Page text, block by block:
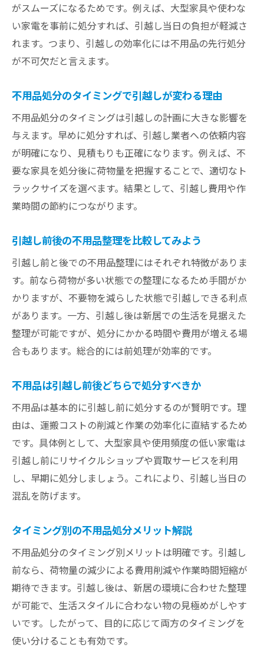
がスムーズになるためです。例えば、大型家具や使わな
い家電を事前に処分すれば、引越し当日の負担が軽減さ
れます。つまり、引越しの効率化には不用品の先行処分
が不可欠だと言えます。
不用品処分のタイミングで引越しが変わる理由
不用品処分のタイミングは引越しの計画に大きな影響を
与えます。早めに処分すれば、引越し業者への依頼内容
が明確になり、見積もりも正確になります。例えば、不
要な家具を処分後に荷物量を把握することで、適切なト
ラックサイズを選べます。結果として、引越し費用や作
業時間の節約につながります。
引越し前後の不用品整理を比較してみよう
引越し前と後での不用品整理にはそれぞれ特徴がありま
す。前なら荷物が多い状態での整理になるため手間がか
かりますが、不要物を減らした状態で引越しできる利点
があります。一方、引越し後は新居での生活を見据えた
整理が可能ですが、処分にかかる時間や費用が増える場
合もあります。総合的には前処理が効率的です。
不用品は引越し前後どちらで処分すべきか
不用品は基本的に引越し前に処分するのが賢明です。理
由は、運搬コストの削減と作業の効率化に直結するため
です。具体例として、大型家具や使用頻度の低い家電は
引越し前にリサイクルショップや買取サービスを利用
し、早期に処分しましょう。これにより、引越し当日の
混乱を防げます。
タイミング別の不用品処分メリット解説
不用品処分のタイミング別メリットは明確です。引越し
前なら、荷物量の減少による費用削減や作業時間短縮が
期待できます。引越し後は、新居の環境に合わせた整理
が可能で、生活スタイルに合わない物の見極めがしやす
いです。したがって、目的に応じて両方のタイミングを
使い分けることも有効です。